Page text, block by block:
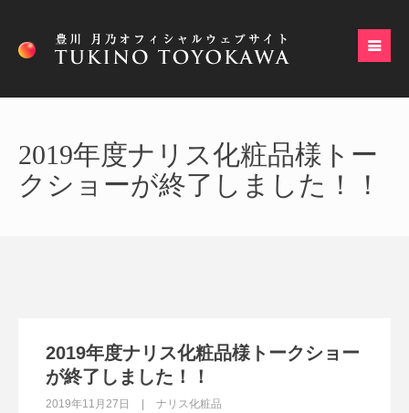
2019年度ナリス化粧品様トー
クショーが終了しました！！
2019年度ナリス化粧品様トークショー
が終了しました！！
2019年11月27日 ナリス化粧品